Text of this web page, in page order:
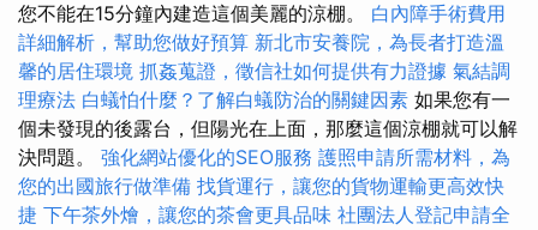
您不能在15分鐘內建造這個美麗的涼棚。 白內障手術費用
詳細解析，幫助您做好預算 新北市安養院，為長者打造溫
馨的居住環境 抓姦蒐證，徵信社如何提供有力證據 氣結調
理療法 白蟻怕什麼？了解白蟻防治的關鍵因素 如果您有一
個未發現的後露台，但陽光在上面，那麼這個涼棚就可以解
決問題。 強化網站優化的SEO服務 護照申請所需材料，為
您的出國旅行做準備 找貨運行，讓您的貨物運輸更高效快
捷 下午茶外燴，讓您的茶會更具品味 社團法人登記申請全